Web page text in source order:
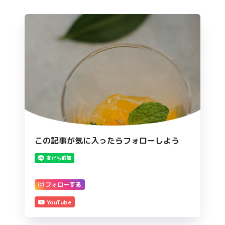
この記事が気に入ったらフォローしよう
フォローする
YouTube